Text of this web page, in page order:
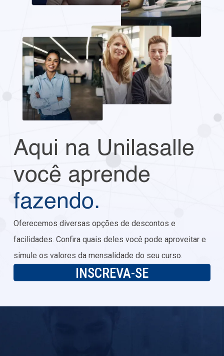
Aqui na Unilasalle
você aprende
fazendo.
Oferecemos diversas opções de descontos e
facilidades. Confira quais deles você pode aproveitar e
simule os valores da mensalidade do seu curso.
INSCREVA-SE